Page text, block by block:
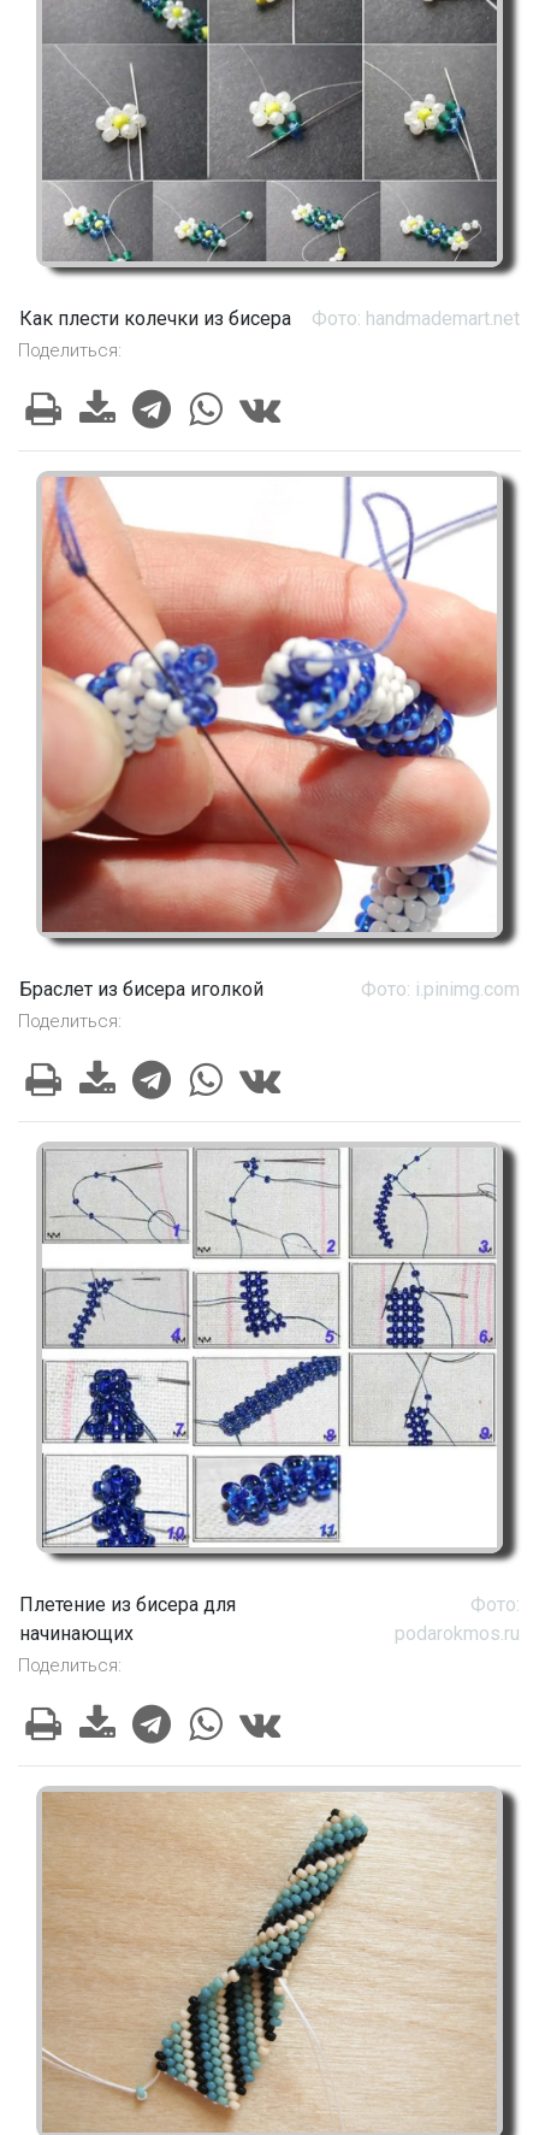
Как плести колечки из бисера Фото: handmademart.net
Поделиться:
Браслет из бисера иголкой Фото: i.pinimg.com
Поделиться:
Плетение из бисера для
начинающих
Фото:
podarokmos.ru
Поделиться: